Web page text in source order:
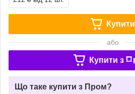
Купити
або
Купити з
Що таке купити з Пром?